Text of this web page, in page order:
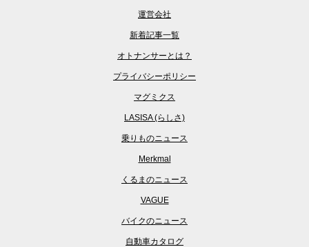
運営会社
新着記事一覧
オトナンサーとは？
プライバシーポリシー
マグミクス
LASISA (らしさ)
乗りものニュース
Merkmal
くるまのニュース
VAGUE
バイクのニュース
自動車カタログ